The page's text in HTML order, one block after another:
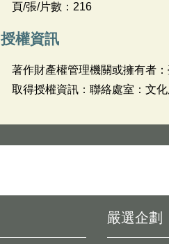
頁/張/片數：216
授權資訊
著作財產權管理機關或擁有者
取得授權資訊：聯絡處室：文
嚴選企劃